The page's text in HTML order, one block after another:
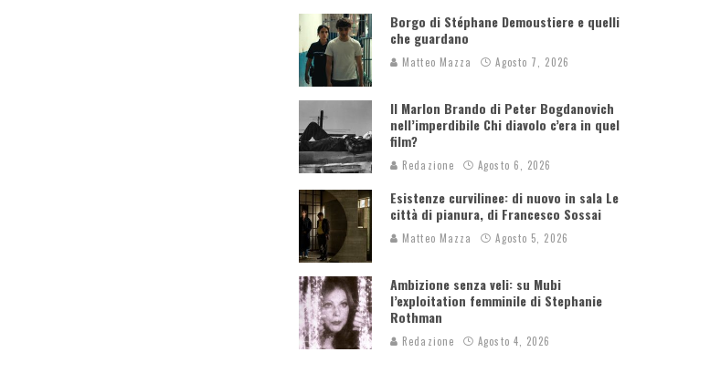
Borgo di Stéphane Demoustiere e quelli
che guardano
Matteo Mazza Agosto 7, 2026
Il Marlon Brando di Peter Bogdanovich
nell’imperdibile Chi diavolo c’era in quel
film?
Redazione Agosto 6, 2026
Esistenze curvilinee: di nuovo in sala Le
città di pianura, di Francesco Sossai
Matteo Mazza Agosto 5, 2026
Ambizione senza veli: su Mubi
l’exploitation femminile di Stephanie
Rothman
Redazione Agosto 4, 2026